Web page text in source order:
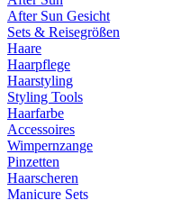
After Sun Gesicht
Sets & Reisegrößen
Haare
Haarpflege
Haarstyling
Styling Tools
Haarfarbe
Accessoires
Wimpernzange
Pinzetten
Haarscheren
Manicure Sets